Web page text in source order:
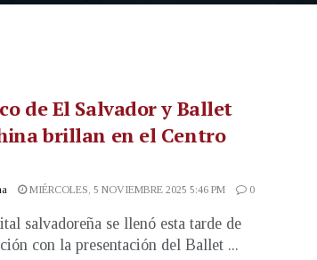
de El Salvador y Ballet
brillan en el Centro
MIÉRCOLES, 5 NOVIEMBRE 2025 5:46 PM 0
salvadoreña se llenó esta tarde de
con la presentación del Ballet ...